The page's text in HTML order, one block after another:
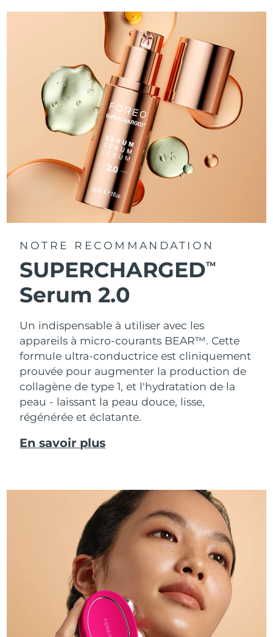
NOTRE RECOMMANDATION
SUPERCHARGEDTM
Serum 2.0
Un indispensable à utiliser avec les
appareils à micro-courants BEAR™. Cette
formule ultra-conductrice est cliniquement
prouvée pour augmenter la production de
collagène de type 1, et l'hydratation de la
peau - laissant la peau douce, lisse,
régénérée et éclatante.
En savoir plus